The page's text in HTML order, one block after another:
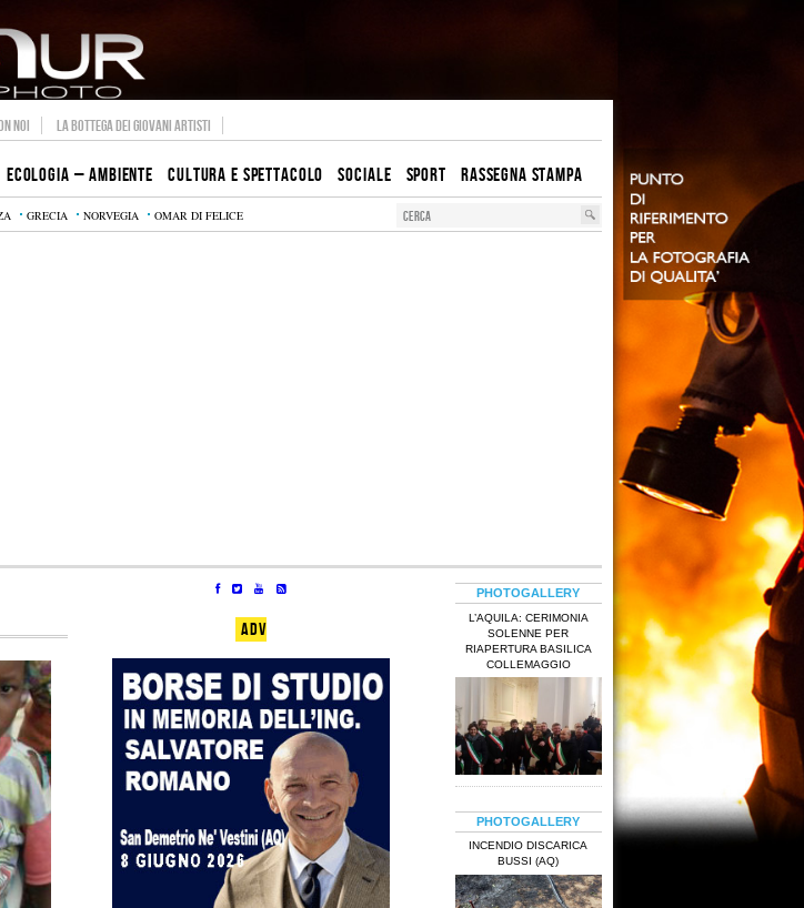
NOI LA BOTTEGA DEI GIOVANI ARTISTI
ECOLOGIA – AMBIENTE CULTURA E SPETTACOLO SOCIALE SPORT RASSEGNA STAMPA
GRECIA NORVEGIA OMAR DI FELICE
ADV
PHOTOGALLERY
L’AQUILA: CERIMONIA
SOLENNE PER
RIAPERTURA BASILICA
COLLEMAGGIO
PHOTOGALLERY
INCENDIO DISCARICA
BUSSI (AQ)